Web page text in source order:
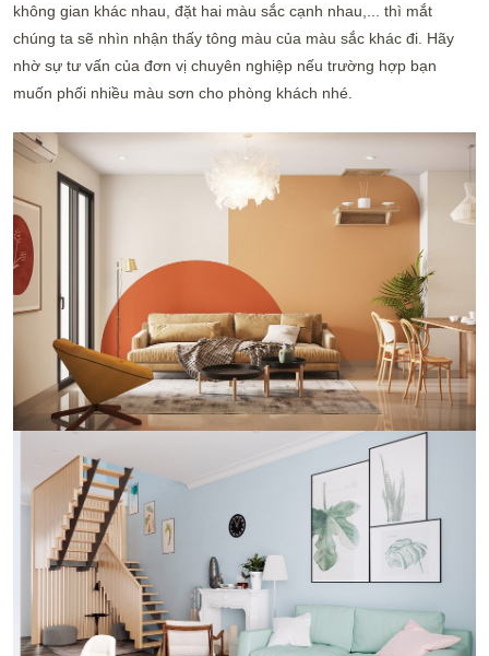
không gian khác nhau, đặt hai màu sắc cạnh nhau,... thì mắt
chúng ta sẽ nhìn nhận thấy tông màu của màu sắc khác đi. Hãy
nhờ sự tư vấn của đơn vị chuyên nghiệp nếu trường hợp bạn
muốn phối nhiều màu sơn cho phòng khách nhé.